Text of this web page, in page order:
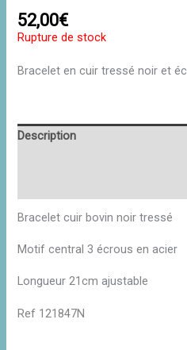
52,00€
Rupture de stock
Bracelet en cuir tressé noir et
Description
Bracelet cuir bovin noir tressé
Motif central 3 écrous en acier
Longueur 21cm ajustable
Ref 121847N